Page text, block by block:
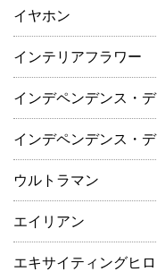
イヤホン
インテリアフラワー
インデペンデンス・デ
インデペンデンス・
ウルトラマン
エイリアン
エキサイティングヒ